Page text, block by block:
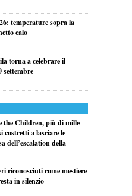
temperature sopra la
calo
torna a celebrare il
settembre
the Children, più di mille
costretti a lasciare le
dell’escalation della
riconosciuti come mestiere
in silenzio